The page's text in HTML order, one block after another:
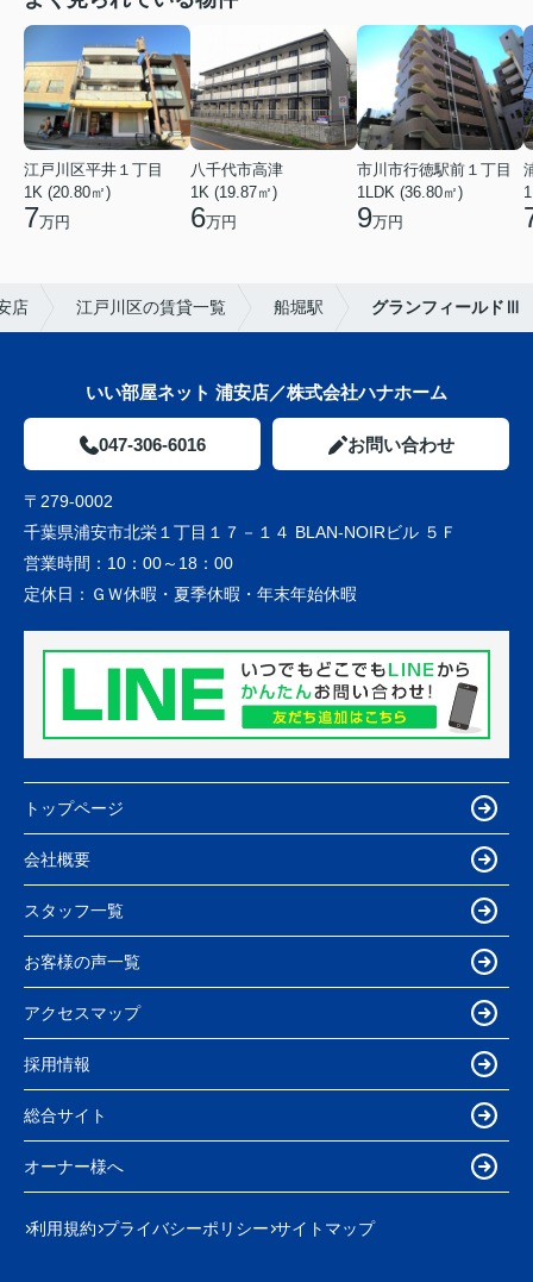
江戸川区平井１丁目
1K (20.80㎡)
7万円
八千代市高津
1K (19.87㎡)
6万円
市川市行徳駅前１丁目
1LDK (36.80㎡)
9万円
店 江戸川区の賃貸一覧 船堀駅 グランフィールドⅢ
いい部屋ネット 浦安店／株式会社ハナホーム
047-306-6016 お問い合わせ
〒279-0002
千葉県浦安市北栄１丁目１７－１４ BLAN-NOIRビル ５Ｆ
営業時間： 10：00～18：00
定休日： ＧＷ休暇・夏季休暇・年末年始休暇
トップページ
会社概要
スタッフ一覧
お客様の声一覧
アクセスマップ
採用情報
総合サイト
オーナー様へ
利用規約 プライバシーポリシー サイトマップ